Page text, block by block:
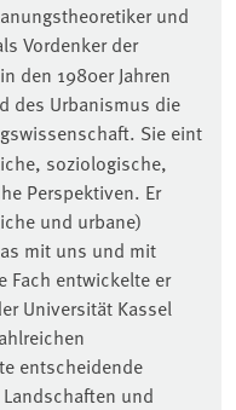
und
Vordenker der
den 1980er Jahren
des Urbanismus die
Sie eint
soziologische,
Perspektiven. Er
und urbane)
mit uns und mit
Fach entwickelte er
Universität Kassel
entscheidende
und